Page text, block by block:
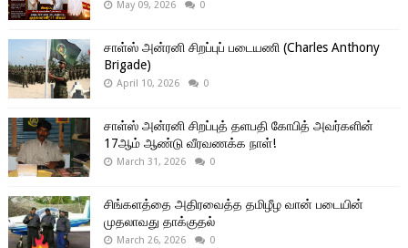
May 09, 2026 0
சாள்ஸ் அன்ரனி சிறப்புப் படையணி (Charles Anthony
Brigade)
April 10, 2026 0
சாள்ஸ் அன்ரனி சிறப்புத் தளபதி கோபித் அவர்களின்
17ஆம் ஆண்டு வீரவணக்க நாள்!
March 31, 2026 0
சிங்களத்தை அதிரவைத்த தமிழீழ வான் படையின்
முதலாவது தாக்குதல்
March 26, 2026 0